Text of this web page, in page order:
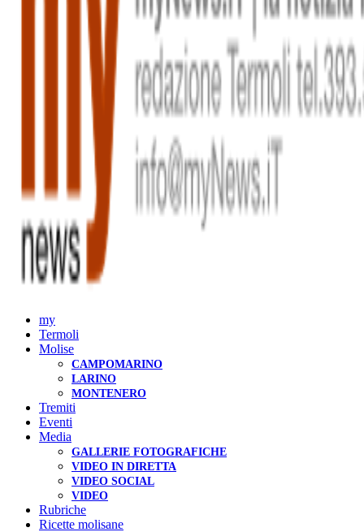
my
Termoli
Molise
CAMPOMARINO
LARINO
MONTENERO
Tremiti
Eventi
Media
GALLERIE FOTOGRAFICHE
VIDEO IN DIRETTA
VIDEO SOCIAL
VIDEO
Rubriche
Ricette molisane